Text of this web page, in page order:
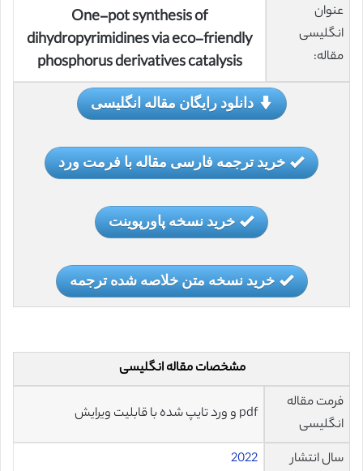
عنوان
انگلیسی
مقاله:
One-pot synthesis of
dihydropyrimidines via eco-friendly
phosphorus derivatives catalysis
دانلود رایگان مقاله انگلیسی
خرید ترجمه فارسی مقاله با فرمت ورد
خرید نسخه پاورپوینت
خرید نسخه متن خلاصه شده ترجمه
مشخصات مقاله انگلیسی
فرمت مقاله
انگلیسی
pdf و ورد تایپ شده با قابلیت ویرایش
سال انتشار
2022